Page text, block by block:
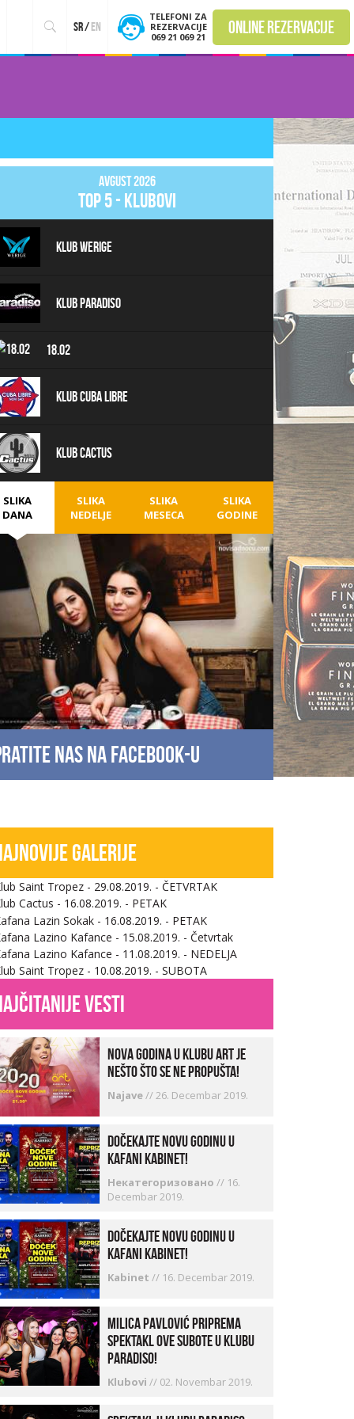
sr/en
TELEFONI ZA
REZERVACIJE
069 21 069 21
online rezervacije
Avgust 2026
top 5 - klubovi
Klub Werige
Klub Paradiso
18.02
Klub Cuba Libre
Klub Cactus
SLIKA
DANA
SLIKA
NEDELJE
SLIKA
MESECA
SLIKA
GODINE
nas na facebook-u
galerije
vesti
Nova godina u Klubu Art je
nešto što se ne propušta!
Najave//26. Decembar 2019.
Dočekajte Novu godinu u
kafani Kabinet!
Некатегоризовано // 16.
Decembar 2019.
Dočekajte Novu godinu u
kafani Kabinet!
Kabinet // 16. Decembar 2019.
Milica Pavlović priprema
spektakl ove subote u klubu
Paradiso!
Klubovi // 02. Novembar 2019.